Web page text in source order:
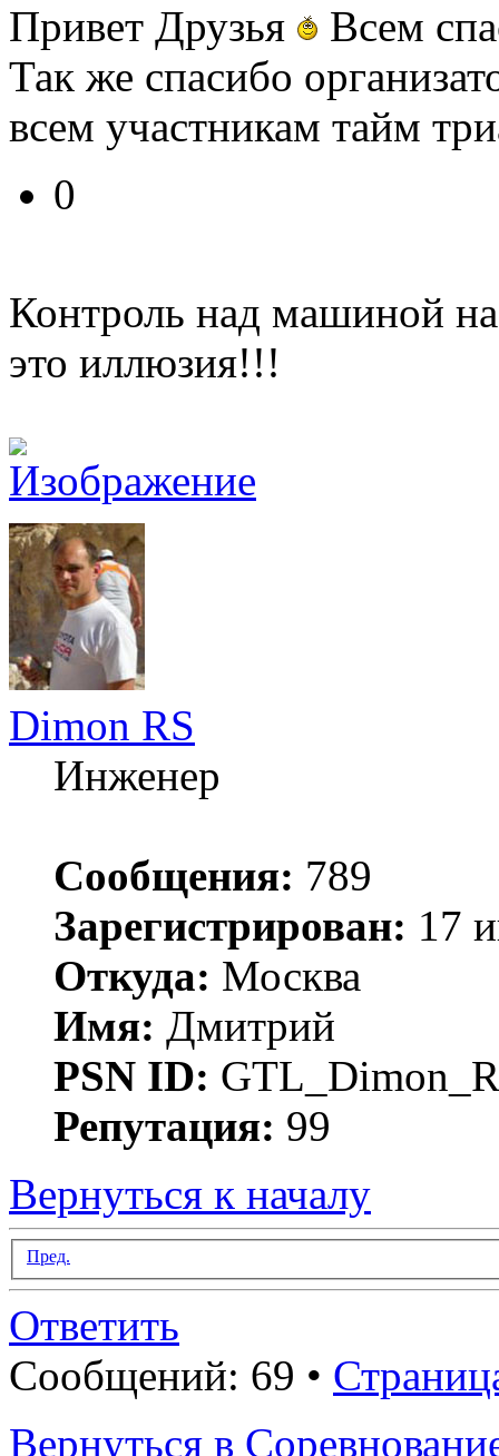
Привет Друзья
Всем
Так же спасибо
всем участникам тайм
0
Контроль над машиной
это иллюзия!!!
Dimon RS
Инженер
Сообщения: 789
Зарегистрирован: 17
Откуда: Москва
Имя: Дмитрий
PSN ID:
Репутация: 99
Вернуться к началу
Пред.
Ответить
Сообщений: 69 •
Вернуться в